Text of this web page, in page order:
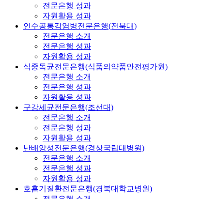
전문은행 성과
자원활용 성과
인수공통감염병전문은행(전북대)
전문은행 소개
전문은행 성과
자원활용 성과
식중독균전문은행(식품의약품안전평가원)
전문은행 소개
전문은행 성과
자원활용 성과
구강세균전문은행(조선대)
전문은행 소개
전문은행 성과
자원활용 성과
난배양성전문은행(경상국립대병원)
전문은행 소개
전문은행 성과
자원활용 성과
호흡기질환전문은행(경북대학교병원)